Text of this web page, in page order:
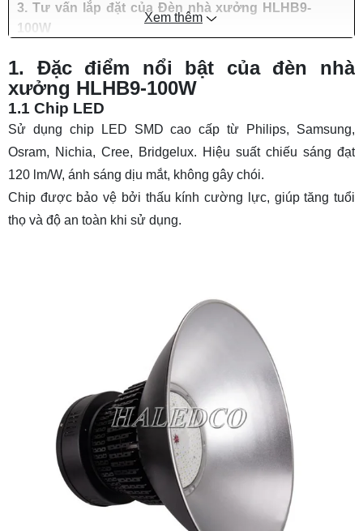
3. Tư vấn lắp đặt của Đèn nhà xưởng HLHB9-
100W
Xem thêm
1. Đặc điểm nổi bật của đèn nhà
xưởng HLHB9-100W
1.1 Chip LED
Sử dụng chip LED SMD cao cấp từ Philips, Samsung,
Osram, Nichia, Cree, Bridgelux. Hiệu suất chiếu sáng đạt
120 lm/W, ánh sáng dịu mắt, không gây chói.
Chip được bảo vệ bởi thấu kính cường lực, giúp tăng tuổi
thọ và độ an toàn khi sử dụng.